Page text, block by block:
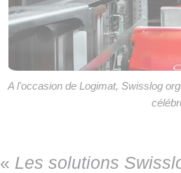
A l'occasion de Logimat, Swisslog
« Les solutions